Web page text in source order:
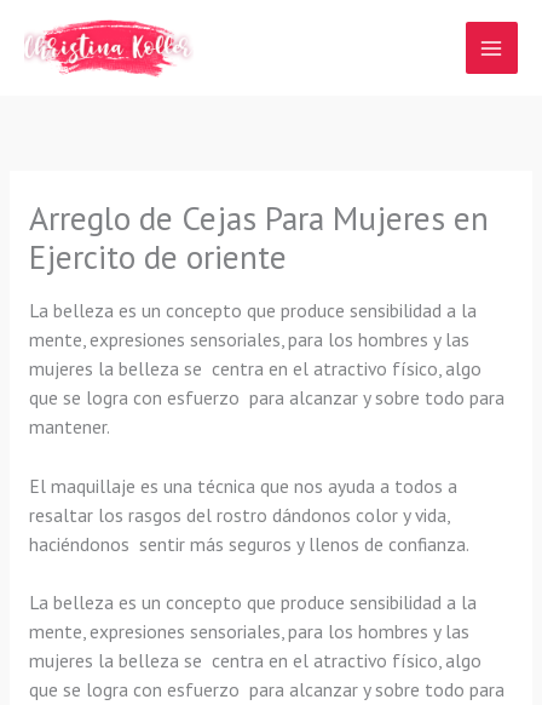
contenido
Arreglo de Cejas Para Mujeres en
Ejercito de oriente
La belleza es un concepto que produce sensibilidad a la
mente, expresiones sensoriales, para los hombres y las
mujeres la belleza se centra en el atractivo físico, algo
que se logra con esfuerzo para alcanzar y sobre todo para
mantener.
El maquillaje es una técnica que nos ayuda a todos a
resaltar los rasgos del rostro dándonos color y vida,
haciéndonos sentir más seguros y llenos de confianza.
La belleza es un concepto que produce sensibilidad a la
mente, expresiones sensoriales, para los hombres y las
mujeres la belleza se centra en el atractivo físico, algo
que se logra con esfuerzo para alcanzar y sobre todo para